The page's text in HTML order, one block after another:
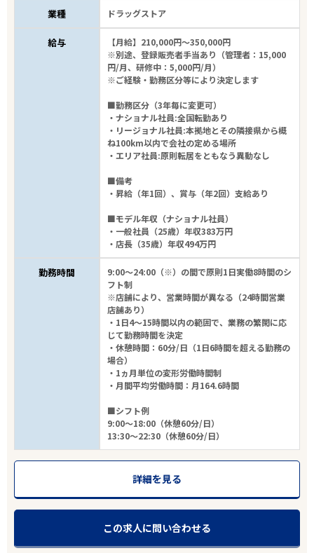
業種 ドラッグストア
給与
【月給】210,000円～350,000円
※別途、登録販売者手当あり（管理者：15,000
円/月、研修中：5,000円/月）
※ご経験・勤務区分等により決定します
■勤務区分（3年毎に変更可）
・ナショナル社員:全国転勤あり
・リージョナル社員:本拠地とその隣接県から概
ね100km以内で会社の定める場所
・エリア社員:原則転居をともなう異動なし
■備考
・昇給（年1回）、賞与（年2回）支給あり
■モデル年収（ナショナル社員）
・一般社員（25歳）年収383万円
・店長（35歳）年収494万円
勤務時間
9:00～24:00（※）の間で原則1日実働8時間のシ
フト制
※店舗により、営業時間が異なる（24時間営業
店舗あり）
・1日4～15時間以内の範囲で、業務の繁閑に応
じて勤務時間を決定
・休憩時間：60分/日（1日6時間を超える勤務の
場合）
・1ヵ月単位の変形労働時間制
・月間平均労働時間：月164.6時間
■シフト例
9:00～18:00（休憩60分/日）
13:30～22:30（休憩60分/日）
詳細を見る
この求人に問い合わせる